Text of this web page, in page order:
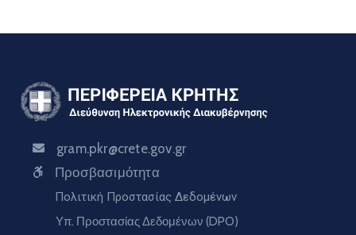
gram.pkr@crete.gov.gr
Προσβασιμότητα
Πολιτική Προστασίας Δεδομένων
Υπ. Προστασίας Δεδομένων (DPO)